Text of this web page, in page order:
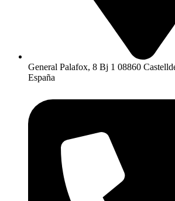
General Palafox, 8 Bj 1 08860
España